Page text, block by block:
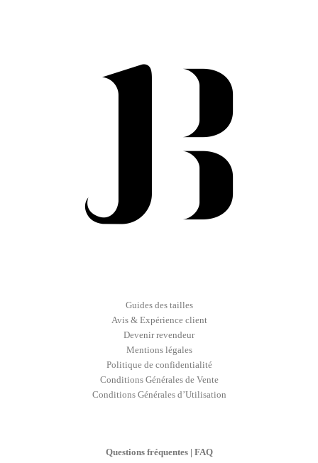
Guides des tailles
Avis & Expérience client
Devenir revendeur
Mentions légales
Politique de confidentialité
Conditions Générales de Vente
Conditions Générales d’Utilisation
Questions fréquentes | FAQ